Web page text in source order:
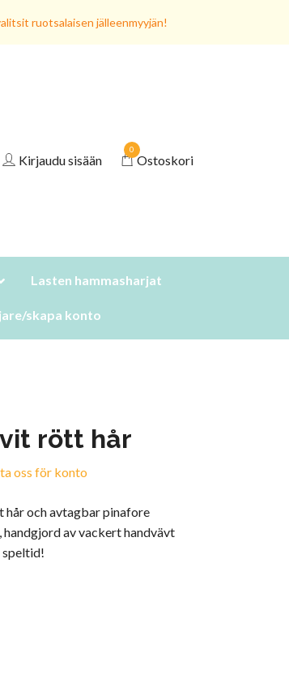
ruotsalaisen jälleenmyyjän!
Kirjaudu sisään
0
Ostoskori
Lasten hammasharjat
skapa konto
rött hår
oss för konto
hår och avtagbar pinafore
handgjord av vackert handvävt
speltid!